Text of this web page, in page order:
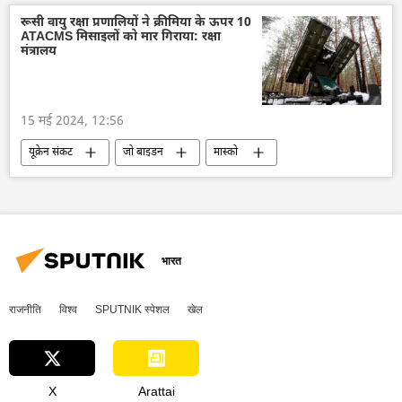
राष्ट्रीय सुरक्षा
वैश्विक आर्थिक स्थिरता
यूक्रेन
यूक्रेन का जवाबी हमला
सामूहिक पश्चिम
रूसी वायु रक्षा प्रणालियों ने क्रीमिया के ऊपर 10
ATACMS मिसाइलों को मार गिराया: रक्षा
मंत्रालय
15 मई 2024, 12:56
यूक्रेन संकट जो बाइडन
मास्को
संयुक्त राष्ट्र
पेंटागन
यूक्रेन का जवाबी हमला
क्रीमिया
ड्रोन
आतंकी हमले
भारत
राजनीति विश्व SPUTNIK स्पेशल खेल
X Arattai